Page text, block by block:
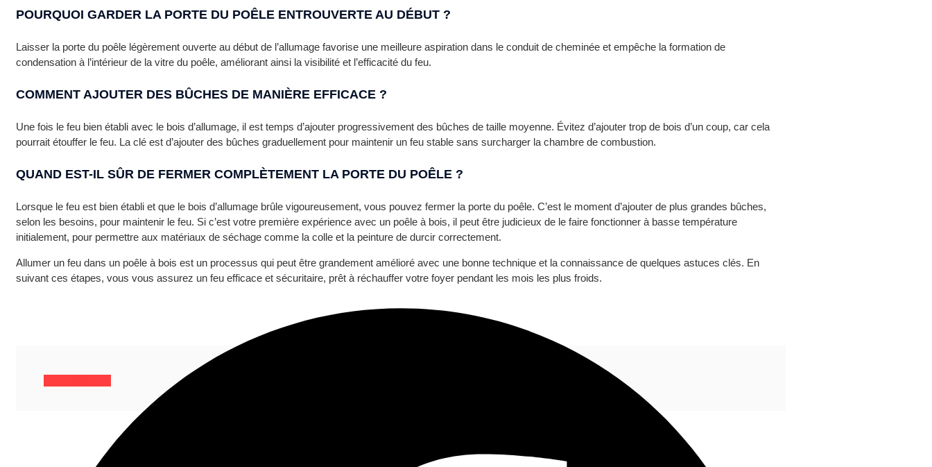
POURQUOI GARDER LA PORTE DU POÊLE ENTROUVERTE AU DÉBUT ?
Laisser la porte du poêle légèrement ouverte au début de l’allumage favorise une meilleure aspiration dans le conduit de cheminée et empêche la formation de
condensation à l’intérieur de la vitre du poêle, améliorant ainsi la visibilité et l’efficacité du feu.
COMMENT AJOUTER DES BÛCHES DE MANIÈRE EFFICACE ?
Une fois le feu bien établi avec le bois d’allumage, il est temps d’ajouter progressivement des bûches de taille moyenne. Évitez d’ajouter trop de bois d’un coup, car cela
pourrait étouffer le feu. La clé est d’ajouter des bûches graduellement pour maintenir un feu stable sans surcharger la chambre de combustion.
QUAND EST-IL SÛR DE FERMER COMPLÈTEMENT LA PORTE DU POÊLE ?
Lorsque le feu est bien établi et que le bois d’allumage brûle vigoureusement, vous pouvez fermer la porte du poêle. C’est le moment d’ajouter de plus grandes bûches,
selon les besoins, pour maintenir le feu. Si c’est votre première expérience avec un poêle à bois, il peut être judicieux de le faire fonctionner à basse température
initialement, pour permettre aux matériaux de séchage comme la colle et la peinture de durcir correctement.
Allumer un feu dans un poêle à bois est un processus qui peut être grandement amélioré avec une bonne technique et la connaissance de quelques astuces clés. En
suivant ces étapes, vous vous assurez un feu efficace et sécuritaire, prêt à réchauffer votre foyer pendant les mois les plus froids.